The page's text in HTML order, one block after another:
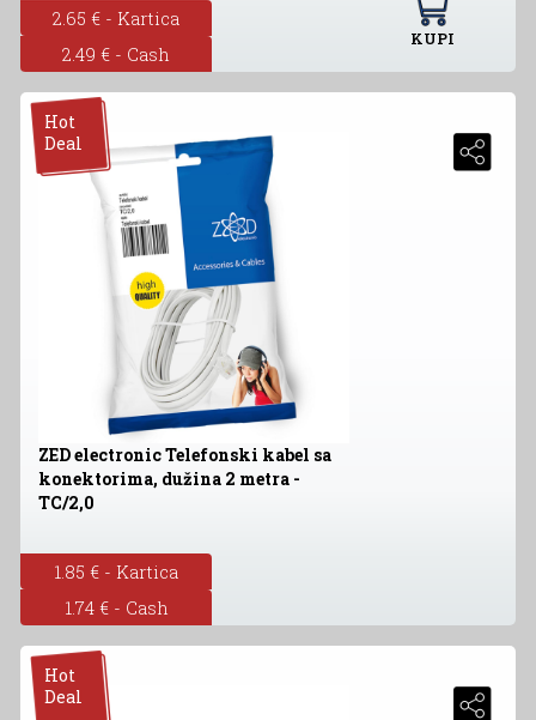
2.65 € - Kartica
2.49 € - Cash
KUPI
Hot
Deal
ZED electronic Telefonski kabel sa
konektorima, dužina 2 metra -
TC/2,0
1.85 € - Kartica
1.74 € - Cash
Hot
Deal